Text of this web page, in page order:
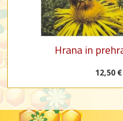
Hrana in
12,50 €